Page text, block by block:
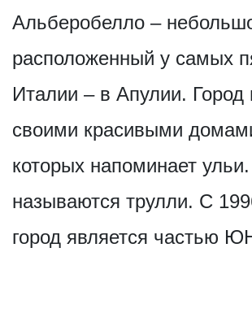
Альберобелло –
расположенный у самых
Италии – в Апулии. Город
своими красивыми
которых напоминает
называются трулли. С
город является частью